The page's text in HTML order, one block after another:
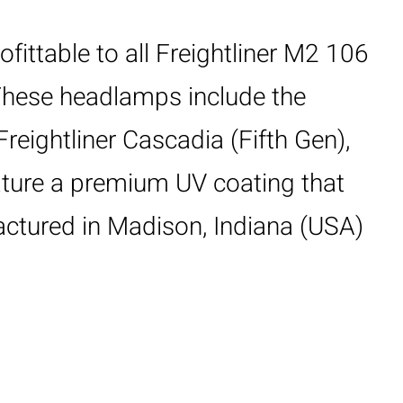
to all Freightliner M2 106
headlamps include the
Cascadia (Fifth Gen),
a premium UV coating that
in Madison, Indiana (USA)